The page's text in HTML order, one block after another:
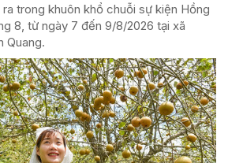
trong khuôn khổ chuỗi sự kiện Hồng
8, từ ngày 7 đến 9/8/2026 tại xã
Quang.